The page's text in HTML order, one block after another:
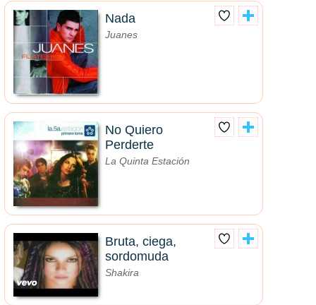
Nada
Juanes
No Quiero
Perderte
La Quinta Estación
Bruta, ciega,
sordomuda
Shakira